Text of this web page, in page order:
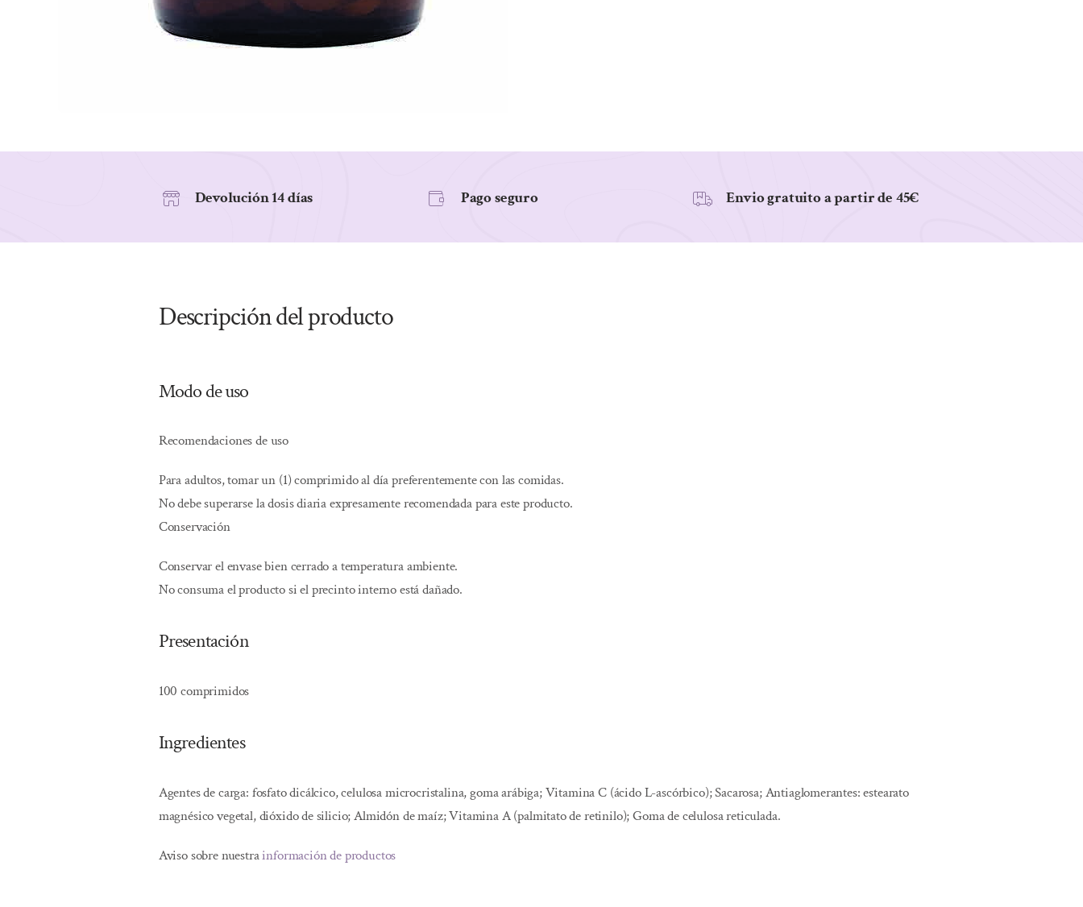
Devolución 14 días Pago seguro Envio gratuito a partir de 45€
Descripción del producto
Modo de uso
Recomendaciones de uso
Para adultos, tomar un (1) comprimido al día preferentemente con las comidas.
No debe superarse la dosis diaria expresamente recomendada para este producto.
Conservación
Conservar el envase bien cerrado a temperatura ambiente.
No consuma el producto si el precinto interno está dañado.
Presentación
100 comprimidos
Ingredientes
Agentes de carga: fosfato dicálcico, celulosa microcristalina, goma arábiga; Vitamina C (ácido L-ascórbico); Sacarosa; Antiaglomerantes: estearato
magnésico vegetal, dióxido de silicio; Almidón de maíz; Vitamina A (palmitato de retinilo); Goma de celulosa reticulada.
Aviso sobre nuestrainformación de productos